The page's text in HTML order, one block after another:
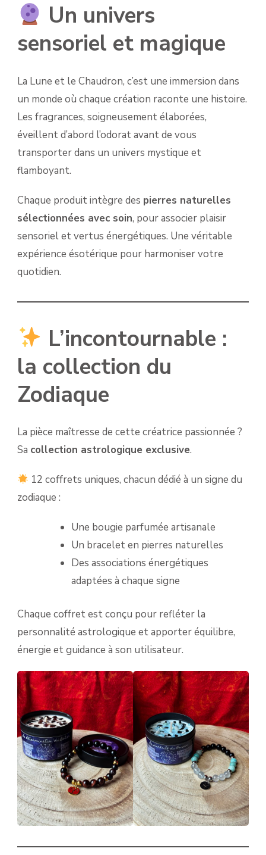
Un univers
sensoriel et magique
La Lune et le Chaudron, c’est une immersion dans
un monde où chaque création raconte une histoire.
Les fragrances, soigneusement élaborées,
éveillent d’abord l’odorat avant de vous
transporter dans un univers mystique et
flamboyant.
Chaque produit intègre des pierres naturelles
sélectionnées avec soin, pour associer plaisir
sensoriel et vertus énergétiques. Une véritable
expérience ésotérique pour harmoniser votre
quotidien.
L’incontournable :
la collection du
Zodiaque
La pièce maîtresse de cette créatrice passionnée ?
Sa collection astrologique exclusive.
12 coffrets uniques, chacun dédié à un signe du
zodiaque :
Une bougie parfumée artisanale
Un bracelet en pierres naturelles
Des associations énergétiques
adaptées à chaque signe
Chaque coffret est conçu pour refléter la
personnalité astrologique et apporter équilibre,
énergie et guidance à son utilisateur.